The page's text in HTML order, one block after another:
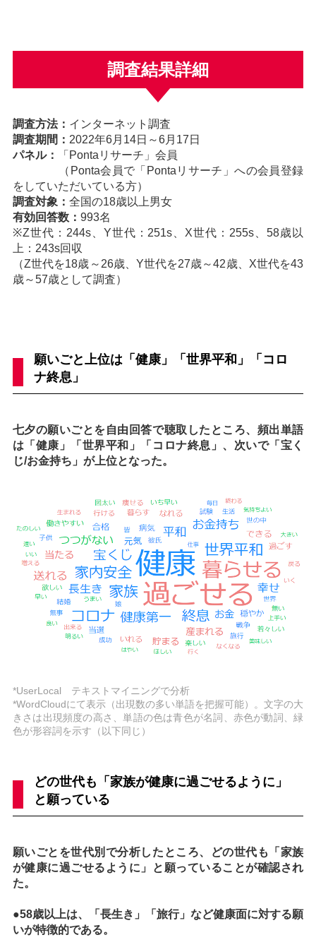
調査結果詳細
調査方法： インターネット調査
調査期間： 2022年6月14日～6月17日
パネル：
「Pontaリサーチ」会員
（Ponta会員で「Pontaリサーチ」への会員登録
をしていただいている方）
調査対象： 全国の18歳以上男女
有効回答数： 993名
※Z世代：244s、Y世代：251s、X世代：255s、58歳以
上：243s回収
（Z世代を18歳～26歳、Y世代を27歳～42歳、X世代を43
歳～57歳として調査）
願いごと上位は「健康」「世界平和」「コロ
ナ終息」
七夕の願いごとを自由回答で聴取したところ、頻出単語
は「健康」「世界平和」「コロナ終息」、次いで「宝く
じ/お金持ち」が上位となった。
*UserLocal テキストマイニングで分析
*WordCloudにて表示（出現数の多い単語を把握可能）。文字の大
きさは出現頻度の高さ、単語の色は青色が名詞、赤色が動詞、緑
色が形容詞を示す（以下同じ）
どの世代も「家族が健康に過ごせるように」
と願っている
願いごとを世代別で分析したところ、どの世代も「家族
が健康に過ごせるように」と願っていることが確認され
た。
●58歳以上は、「長生き」「旅行」など健康面に対する願
いが特徴的である。